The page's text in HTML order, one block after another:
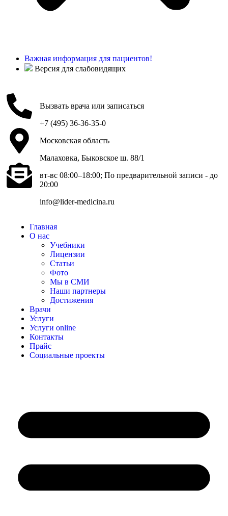
Важная информация для пациентов!
Версия для слабовидящих
Вызвать врача или записаться
+7 (495) 36-36-35-0
Московская область
Малаховка, Быковское ш. 88/1
вт-вс 08:00–18:00; По предварительной записи - до
20:00
info@lider-medicina.ru
Главная
О нас
Учебники
Лицензии
Статьи
Фото
Мы в СМИ
Наши партнеры
Достижения
Врачи
Услуги
Услуги online
Контакты
Прайс
Социальные проекты